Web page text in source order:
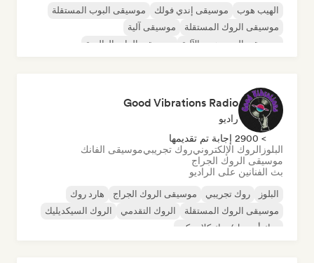
الهيب هوب موسيقى إندي فولك
موسيقى البوب المستقلة
موسيقى الروك المستقلة
موسيقى آلية
موسيقى الهيب هوب الآلية
موسيقى الراب العالمية
Good Vibrations Radio
راديو
> 2900 إجابة تم تقديمها
البلوز الروك الإلكترونيروك تجريبيموسيقى الفانك
موسيقى الروك الجراج
بث الفنانين على الراديو
البلوز روك تجريبي موسيقى الروك الجراج
هارد روك
موسيقى الروك المستقلة
الروك التقدمي
الروك السيكديليك
روك أند رول/روك كلاسيكي